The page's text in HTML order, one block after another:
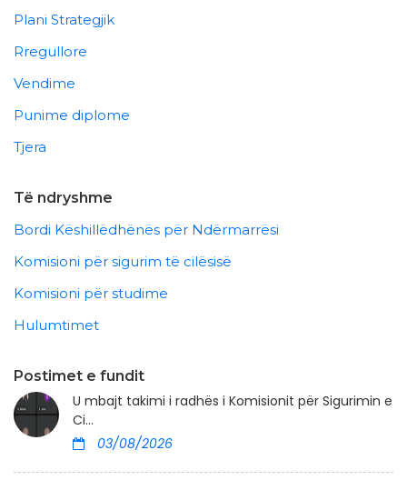
Plani Strategjik
Rregullore
Vendime
Punime diplome
Tjera
Të ndryshme
Bordi Këshillëdhënës për Ndërmarrësi
Komisioni për sigurim të cilësisë
Komisioni për studime
Hulumtimet
Postimet e fundit
U mbajt takimi i radhës i Komisionit për Sigurimin e
Ci...
03/08/2026